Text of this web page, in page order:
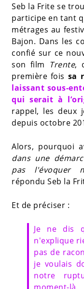
Seb la Frite se
participe en tant
métrages au
Bajon. Dans les
confié sur ce
son film Trente,
première fois sa
laissant sous-
qui serait à
rappel, les deux
depuis octobre
Alors, pourquoi
dans une
pas l'évoquer
répondu Seb la
Et de préciser :
Je ne dis
n'explique
pas de
je voulais
notre